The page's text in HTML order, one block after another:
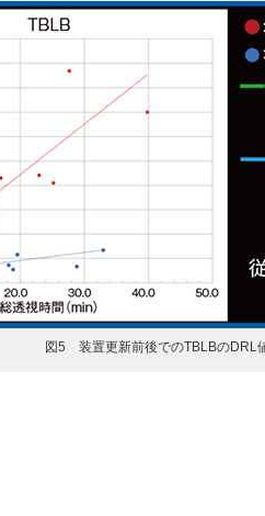
図5 装置更新前後でのTBLBのDRL